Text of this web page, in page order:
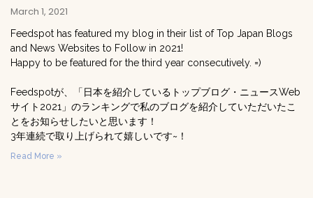
March 1, 2021
Feedspot has featured my blog in their list of Top Japan Blogs
and News Websites to Follow in 2021!
Happy to be featured for the third year consecutively. =)
Feedspotが、「日本を紹介しているトップブログ・ニュースWeb
サイト2021」のランキングで私のブログを紹介していただいたこ
とをお知らせしたいと思います！
3年連続で取り上げられて嬉しいです~！
Read More »